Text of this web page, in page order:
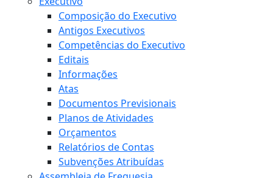
Composição do Executivo
Antigos Executivos
Competências do Executivo
Editais
Informações
Atas
Documentos Previsionais
Planos de Atividades
Orçamentos
Relatórios de Contas
Subvenções Atribuídas